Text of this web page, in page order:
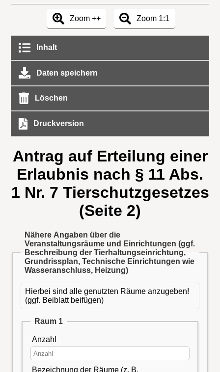
Zoom ++ Zoom 1:1
Inhalt
Daten speichern
Löschen
Druckversion
Antrag auf Erteilung einer
Erlaubnis nach § 11 Abs.
1 Nr. 7 Tierschutzgesetzes
(Seite 2)
Nähere Angaben über die
Veranstaltungsräume und Einrichtungen (ggf.
Beschreibung der Tierhaltungseinrichtung,
Grundrissplan, Technische Einrichtungen wie
Wasseranschluss, Heizung)
Hierbei sind alle genutzten Räume anzugeben!
(ggf. Beiblatt beifügen)
Raum 1
Anzahl
Bezeichnung der Räume (z. B.